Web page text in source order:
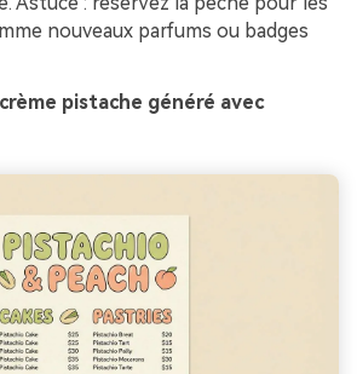
nouveaux parfums ou badges
pistache généré avec